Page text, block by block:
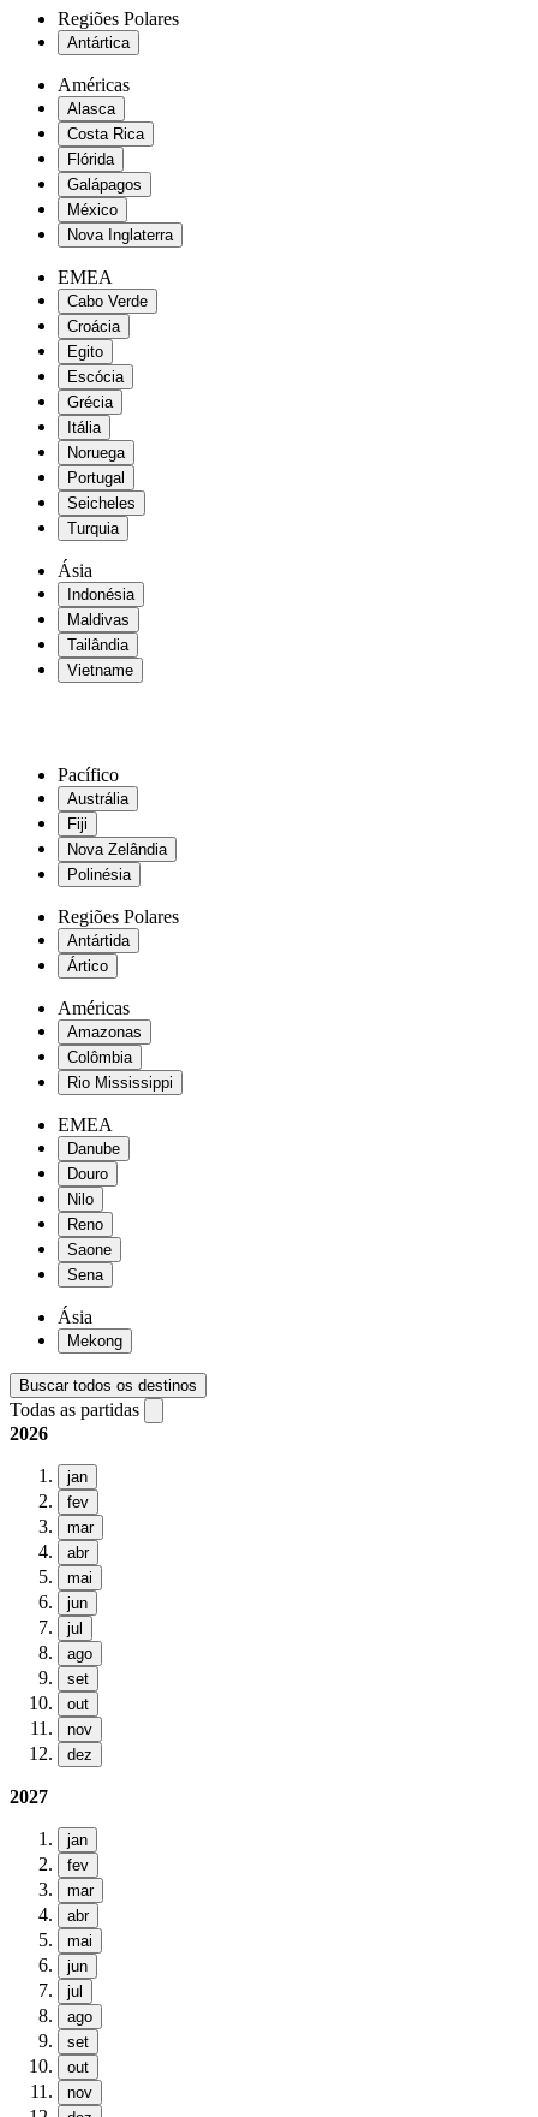
Regiões Polares
Antártica
Américas
Alasca
Costa Rica
Flórida
Galápagos
México
Nova Inglaterra
EMEA
Cabo Verde
Croácia
Egito
Escócia
Grécia
Itália
Noruega
Portugal
Seicheles
Turquia
Ásia
Indonésia
Maldivas
Tailândia
Vietname
Pacífico
Austrália
Fiji
Nova Zelândia
Polinésia
Regiões Polares
Antártida
Ártico
Américas
Amazonas
Colômbia
Rio Mississippi
EMEA
Danube
Douro
Nilo
Reno
Saone
Sena
Ásia
Mekong
Buscar todos os destinos
Todas as partidas
2026
jan
fev
mar
abr
mai
jun
jul
ago
set
out
nov
dez
2027
jan
fev
mar
abr
mai
jun
jul
ago
set
out
nov